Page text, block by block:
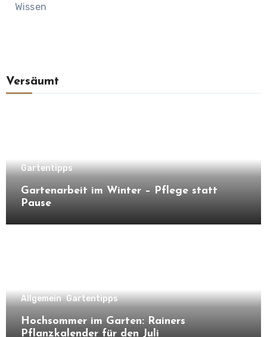
Wissen
Versäumt
Gartentipps
Gartenarbeit im Winter – Pflege statt
Pause
Allgemein Gartentipps
Hochsommer im Garten: Rainers
Pflanzkalender für den Juli